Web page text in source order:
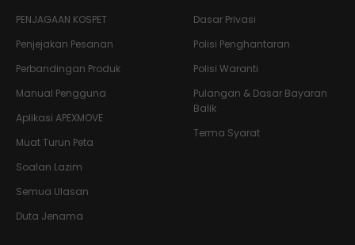
PENJAGAAN KOSPET
Penjejakan Pesanan
Perbandingan Produk
Manual Pengguna
Aplikasi APEXMOVE
Muat Turun Peta
Soalan Lazim
Semua Ulasan
Duta Jenama
Dasar Privasi
Polisi Penghantaran
Polisi Waranti
Pulangan & Dasar Bayaran
Balik
Terma Syarat